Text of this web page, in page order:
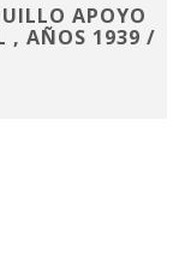
APOYO
, AÑOS 1939 /